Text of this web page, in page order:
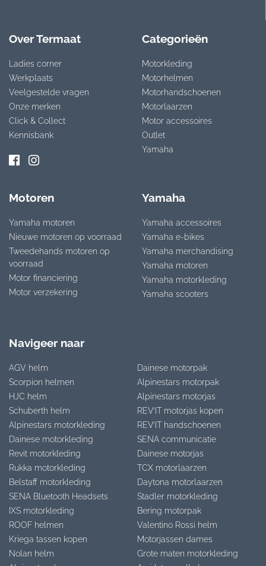
Over Termaat
Ladies corner
Werkplaats
Veelgestelde vragen
Onze merken
Click & Collect
Kennisbank
Categorieën
Motorkleding
Motorhelmen
Motorhandschoenen
Motorlaarzen
Motor accessoires
Outlet
Yamaha
Motoren
Yamaha motoren
Nieuwe motoren op voorraad
Tweedehands motoren op
voorraad
Motor financiering
Motor verzekering
Yamaha
Yamaha accessoires
Yamaha e-bikes
Yamaha merchandising
Yamaha motoren
Yamaha motorkleding
Yamaha scooters
Navigeer naar
AGV helm
Scorpion helmen
HJC helm
Schuberth helm
Alpinestars motorkleding
Dainese motorkleding
Revit motorkleding
Rukka motorkleding
Belstaff motorkleding
SENA Bluetooth Headsets
IXS motorkleding
ROOF helmen
Kriega tassen kopen
Nolan helm
Dainese motorpak
Alpinestars motorpak
Alpinestars motorjas
REV’IT motorjas kopen
REV’IT handschoenen
SENA communicatie
Dainese motorjas
TCX motorlaarzen
Daytona motorlaarzen
Stadler motorkleding
Bering motorpak
Valentino Rossi helm
Motorjassen dames
Grote maten motorkleding